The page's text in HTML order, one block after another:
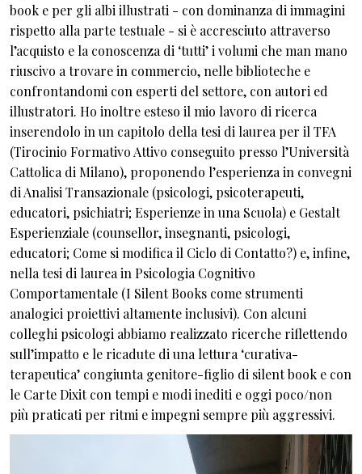
book e per gli albi illustrati - con dominanza di immagini
rispetto alla parte testuale - si è accresciuto attraverso
l’acquisto e la conoscenza di ‘tutti’ i volumi che man mano
riuscivo a trovare in commercio, nelle biblioteche e
confrontandomi con esperti del settore, con autori ed
illustratori. Ho inoltre esteso il mio lavoro di ricerca
inserendolo in un capitolo della tesi di laurea per il TFA
(Tirocinio Formativo Attivo conseguito presso l’Università
Cattolica di Milano), proponendo l’esperienza in convegni
di Analisi Transazionale (psicologi, psicoterapeuti,
educatori, psichiatri; Esperienze in una Scuola) e Gestalt
Esperienziale (counsellor, insegnanti, psicologi,
educatori; Come si modifica il Ciclo di Contatto?) e, infine,
nella tesi di laurea in Psicologia Cognitivo
Comportamentale (I Silent Books come strumenti
analogici proiettivi altamente inclusivi). Con alcuni
colleghi psicologi abbiamo realizzato ricerche riflettendo
sull’impatto e le ricadute di una lettura ‘curativa-
terapeutica’ congiunta genitore-figlio di silent book e con
le Carte Dixit con tempi e modi inediti e oggi poco/non
più praticati per ritmi e impegni sempre più aggressivi.